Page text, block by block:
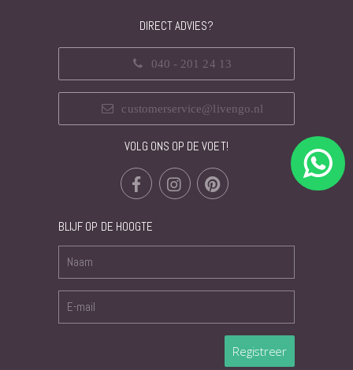
DIRECT ADVIES?
040 - 201 24 13
customerservice@livengo.nl
VOLG ONS OP DE VOET!
BLIJF OP DE HOOGTE
Registreer